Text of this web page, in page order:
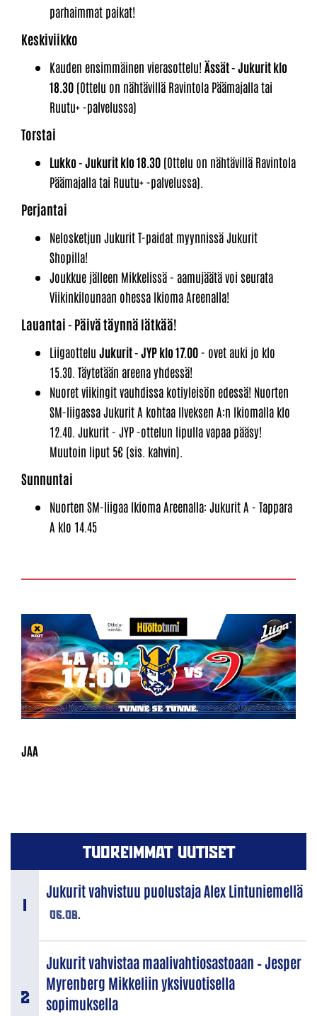
parhaimmat paikat!
Keskiviikko
Kauden ensimmäinen vierasottelu!Ässät - Jukurit klo
18.30 (Ottelu on nähtävillä Ravintola Päämajalla tai
Ruutu+ -palvelussa)
Torstai
Lukko - Jukurit klo 18.30 (Ottelu on nähtävillä Ravintola
Päämajalla tai Ruutu+ -palvelussa).
Perjantai
​Nelosketjun Jukurit T-paidat myynnissä Jukurit
Shopilla!
Joukkue jälleen Mikkelissä - aamujäätä voi seurata
Viikinkilounaan ohessa Ikioma Areenalla!
Lauantai - Päivä täynnä lätkää!
Liigaottelu Jukurit - JYP klo 17.00- ovet auki jo klo
15.30. Täytetään areena yhdessä!
Nuoret viikingit vauhdissa kotiyleisön edessä! Nuorten
SM-liigassa Jukurit A kohtaa Ilveksen A:n Ikiomalla klo
12.40. Jukurit - JYP -ottelun lipulla vapaa pääsy!
Muutoin liput 5€ (sis. kahvin).
Sunnuntai
Nuorten SM-liigaa Ikioma Areenalla: Jukurit A - Tappara
A klo 14.45
TUOREIMMAT UUTISET
06.08.
Jukurit vahvistuu puolustaja Alex Lintuniemellä
Jukurit vahvistaa maalivahtiosastoaan – Jesper
Myrenberg Mikkeliin yksivuotisella
sopimuksella